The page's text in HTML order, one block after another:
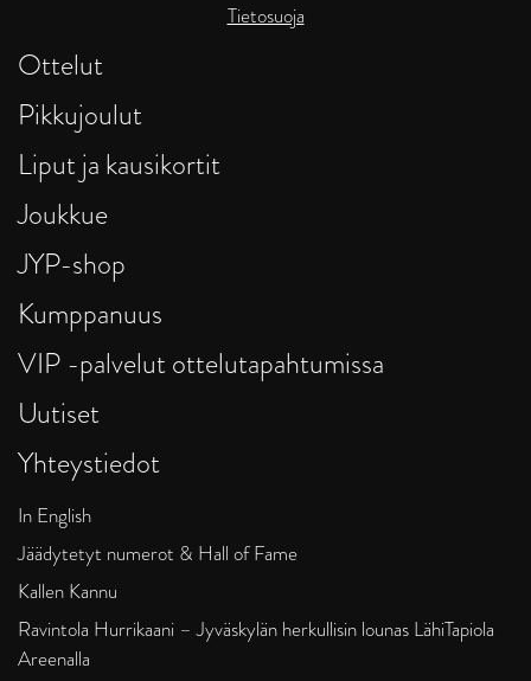
Tietosuoja
Ottelut
Pikkujoulut
Liput ja kausikortit
Joukkue
JYP-shop
Kumppanuus
VIP -palvelut ottelutapahtumissa
Uutiset
Yhteystiedot
In English
Jäädytetyt numerot & Hall of Fame
Kallen Kannu
Ravintola Hurrikaani – Jyväskylän herkullisin lounas LähiTapiola
Areenalla